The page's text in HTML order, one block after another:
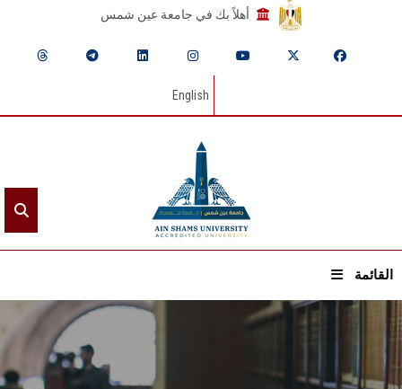
أهلاً بك في جامعة عين شمس
English
القائمة
الرئيسيـة
عن الجامعة